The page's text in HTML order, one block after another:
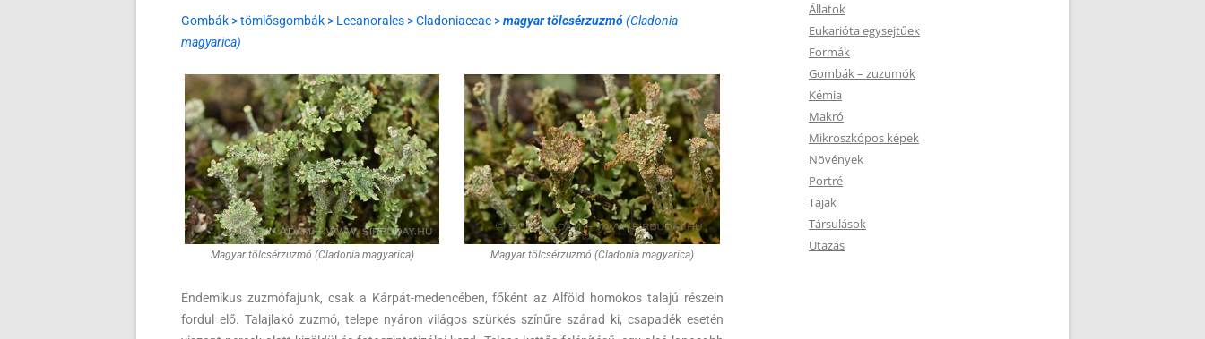
Gombák > tömlősgombák > Lecanorales > Cladoniaceae >magyar tölcsérzuzmó(Cladonia
magyarica)
Magyar tölcsérzuzmó (Cladonia magyarica) Magyar tölcsérzuzmó (Cladonia magyarica)
Endemikus zuzmófajunk, csak a Kárpát-medencében, főként az Alföld homokos talajú részein
fordul elő. Talajlakó zuzmó, telepe nyáron világos szürkés színűre szárad ki, csapadék esetén
Állatok
Eukarióta egysejtűek
Formák
Gombák – zuzumók
Kémia
Makró
Mikroszkópos képek
Növények
Portré
Tájak
Társulások
Utazás